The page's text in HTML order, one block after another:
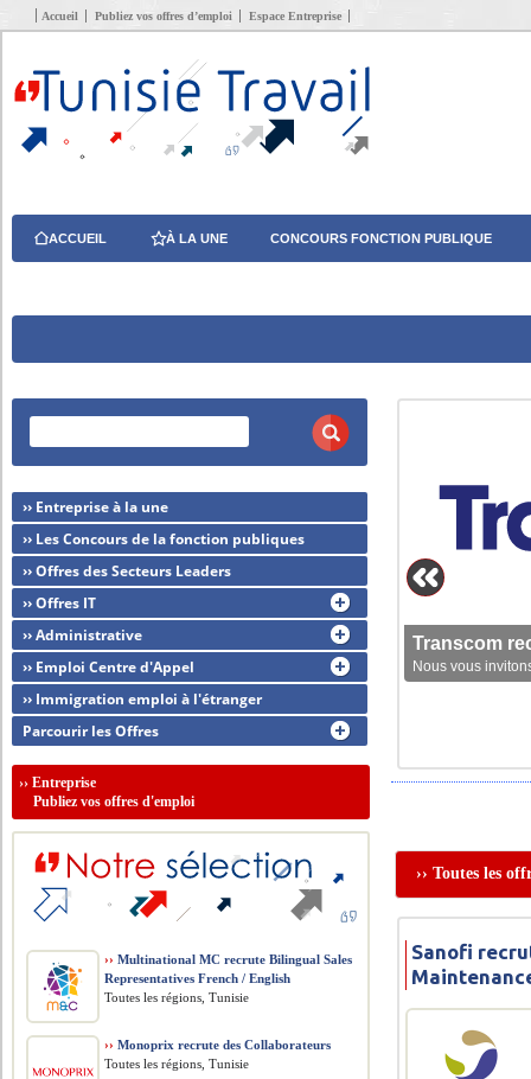
Accueil Publiez vos offres d’emploi Espace Entreprise
ACCUEIL À LA UNE CONCOURS FONCTION PUBLIQUE
Transcom
Nous vous
›› Toutes les
Sanofi
›› Entreprise à la une
›› Les Concours de la fonction publiques
›› Offres des Secteurs Leaders
›› Offres IT
›› Administrative
›› Emploi Centre d'Appel
›› Immigration emploi à l'étranger
Parcourir les Offres
››Entreprise
Publiez vos offres d'emploi
›› Multinational MC recrute Bilingual Sales
Representatives French / English
Toutes les régions, Tunisie
›› Monoprix recrute des Collaborateurs
Toutes les régions, Tunisie